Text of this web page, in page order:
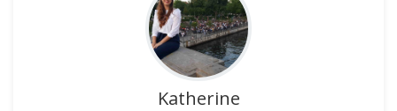
Katherine